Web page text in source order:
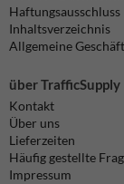
Haftungsausschluss
Inhaltsverzeichnis
Allgemeine
über TrafficSupply
Kontakt
Über uns
Lieferzeiten
Häufig gestellte
Impressum